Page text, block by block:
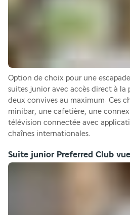
Option de choix pour une
suites junior avec accès direct à la
deux convives au maximum. Ces
minibar, une cafetière, une
télévision connectée avec
chaînes internationales.
Suite junior Preferred Club